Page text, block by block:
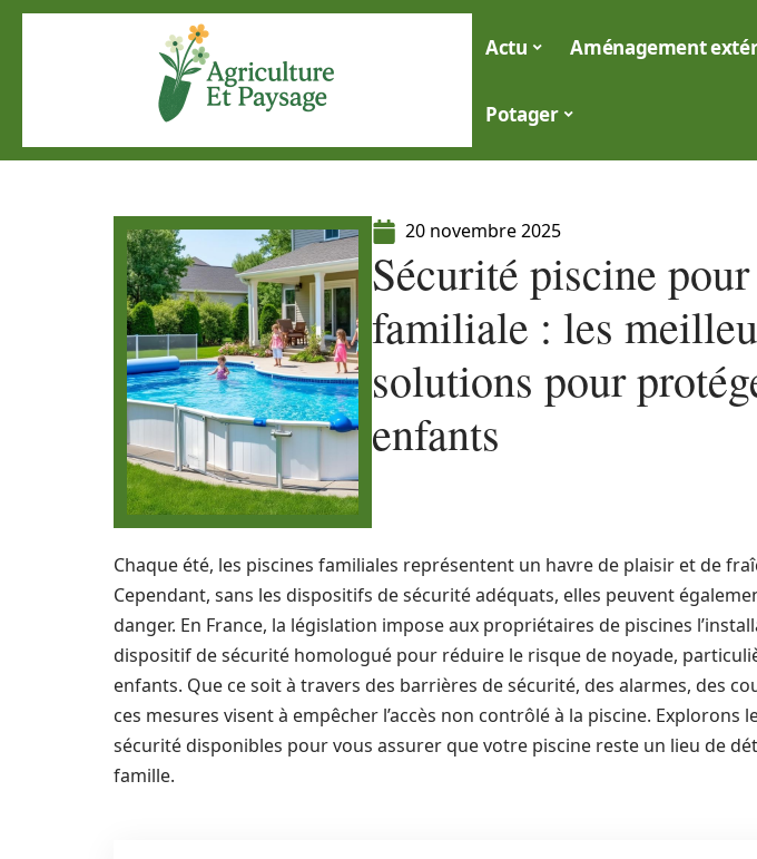
Actu Aménagement
Potager
20 novembre 2025
Sécurité piscine
familiale : les
solutions pour
enfants
Chaque été, les piscines familiales représentent un havre de plaisir et de
Cependant, sans les dispositifs de sécurité adéquats, elles peuvent
danger. En France, la législation impose aux propriétaires de piscines
dispositif de sécurité homologué pour réduire le risque de noyade,
enfants. Que ce soit à travers des barrières de sécurité, des alarmes, des
ces mesures visent à empêcher l’accès non contrôlé à la piscine. Explorons
sécurité disponibles pour vous assurer que votre piscine reste un lieu de
famille.